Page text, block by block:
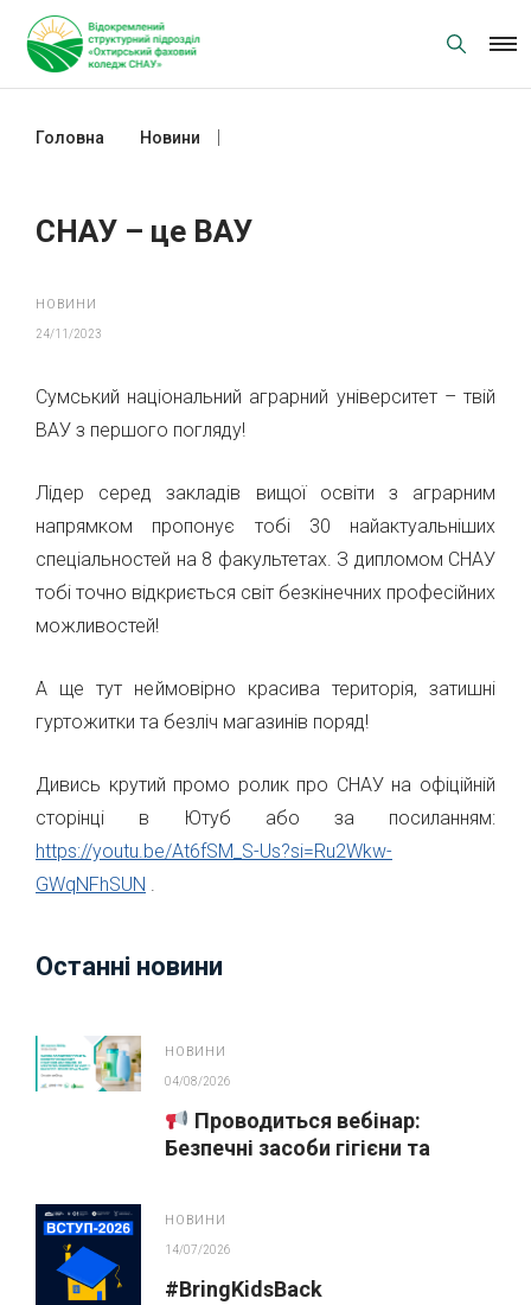
content
Головна Новини
СНАУ – це ВАУ
НОВИНИ
24/11/2023
Сумський національний аграрний університет – твій
ВАУ з першого погляду!
Лідер серед закладів вищої освіти з аграрним
напрямком пропонує тобі 30 найактуальніших
спеціальностей на 8 факультетах. З дипломом СНАУ
тобі точно відкриється світ безкінечних професійних
можливостей!
А ще тут неймовірно красива територія, затишні
гуртожитки та безліч магазинів поряд!
Дивись крутий промо ролик про СНАУ на офіційній
сторінці в Ютуб або за посиланням:
https://youtu.be/At6fSM_S-Us?si=Ru2Wkw-
GWqNFhSUN .
Останні новини
НОВИНИ
04/08/2026
Проводиться вебінар:
Безпечні засоби гігієни та
НОВИНИ
14/07/2026
#BringKidsBack